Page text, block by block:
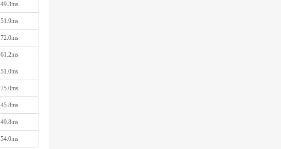
49.3ms
51.9ms
72.0ms
61.2ms
51.0ms
75.0ms
45.8ms
49.8ms
54.0ms